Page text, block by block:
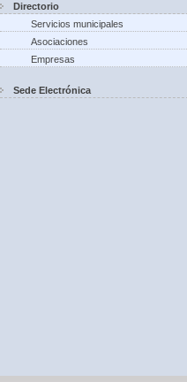
Directorio
Servicios municipales
Asociaciones
Empresas
Sede Electrónica